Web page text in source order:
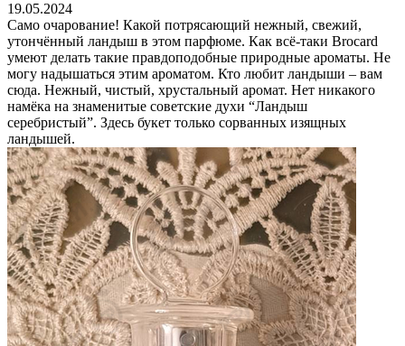
19.05.2024
Само очарование! Какой потрясающий нежный, свежий,
утончённый ландыш в этом парфюме. Как всё-таки Brocard
умеют делать такие правдоподобные природные ароматы. Не
могу надышаться этим ароматом. Кто любит ландыши – вам
сюда. Нежный, чистый, хрустальный аромат. Нет никакого
намёка на знаменитые советские духи “Ландыш
серебристый”. Здесь букет только сорванных изящных
ландышей.